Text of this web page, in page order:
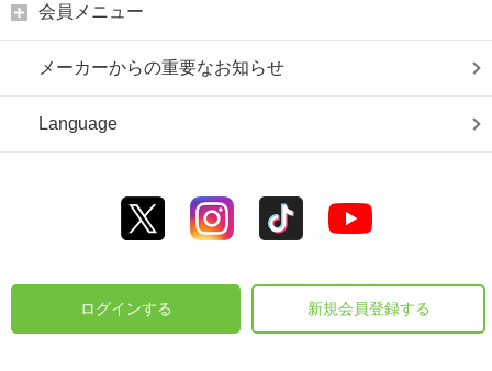
会員メニュー
メーカーからの重要なお知らせ
Language
ログインする 新規会員登録する